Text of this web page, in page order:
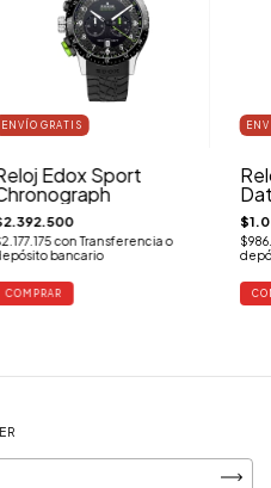
ENVÍO GRATIS
Edox Sport
con Transferencia o
bancario